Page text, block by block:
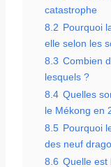
catastrophe
8.2 Pourquoi
elle selon les
8.3 Combien
lesquels ?
8.4 Quelles
le Mékong en
8.5 Pourquoi
des neuf
8.6 Quelle est